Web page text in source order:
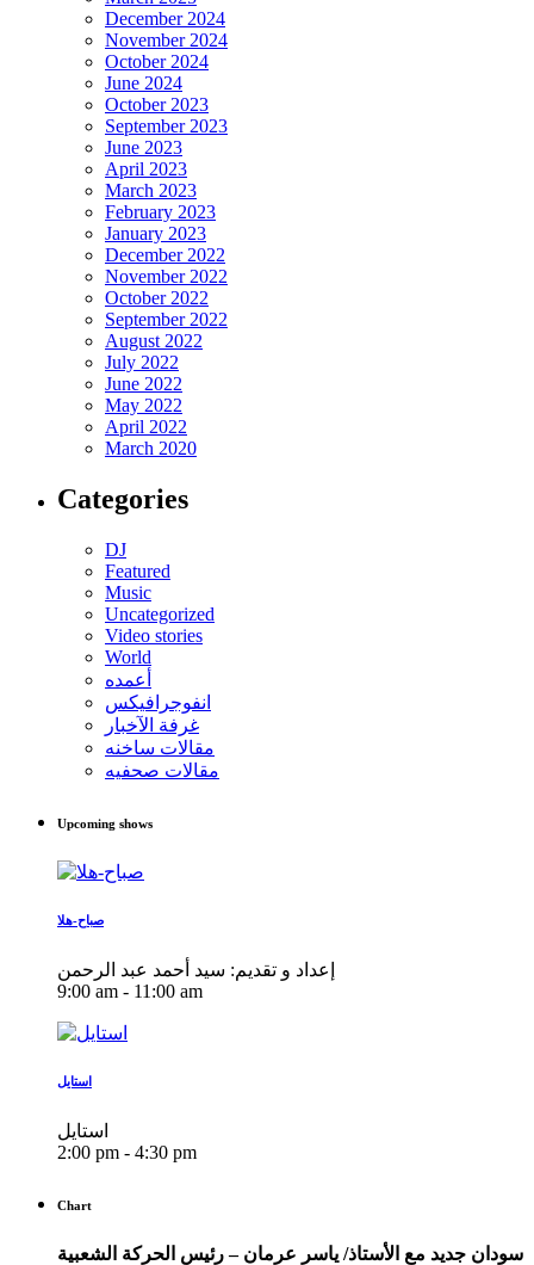
December 2024
November 2024
October 2024
June 2024
October 2023
September 2023
June 2023
April 2023
March 2023
February 2023
January 2023
December 2022
November 2022
October 2022
September 2022
August 2022
July 2022
June 2022
May 2022
April 2022
March 2020
Categories
DJ
Featured
Music
Uncategorized
Video stories
World
أعمده
انفوجرافيكس
غرفة الآخبار
مقالات ساخنه
مقالات صحفيه
Upcoming shows
صباح-هلا
إعداد و تقديم: سيد أحمد عبد الرحمن
9:00 am - 11:00 am
استايل
استايل
2:00 pm - 4:30 pm
Chart
سودان جديد مع الأستاذ/ ياسر عرمان – رئيس الحركة الشعبية